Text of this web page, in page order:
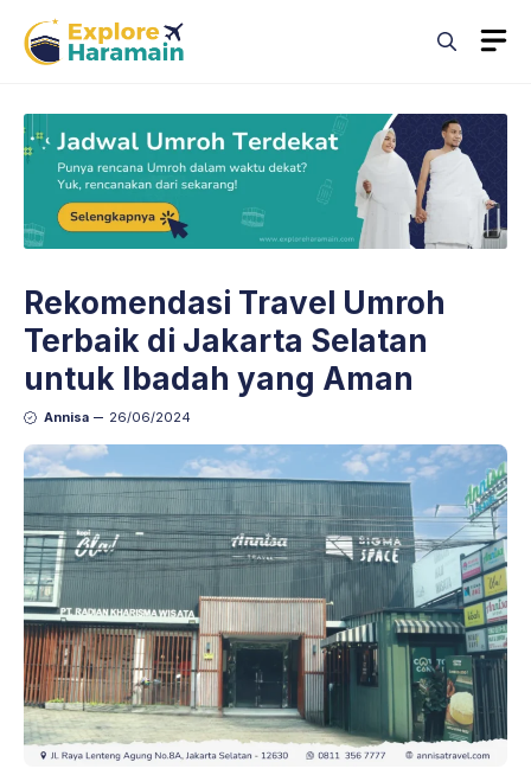
content
Rekomendasi Travel Umroh
Terbaik di Jakarta Selatan
untuk Ibadah yang Aman
Annisa 26/06/2024